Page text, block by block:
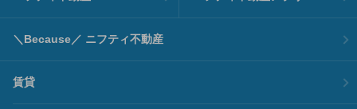
＼Because／ ニフティ不動産
賃貸